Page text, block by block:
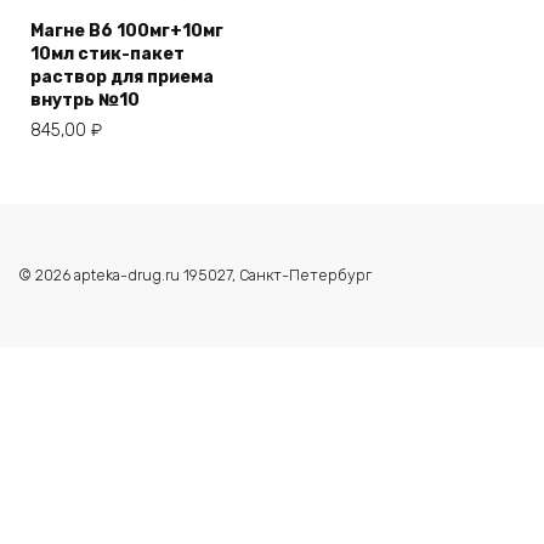
Магне В6 100мг+10мг
10мл стик-пакет
раствор для приема
внутрь №10
845,00 ₽
© 2026 apteka-drug.ru 195027, Санкт-Петербург